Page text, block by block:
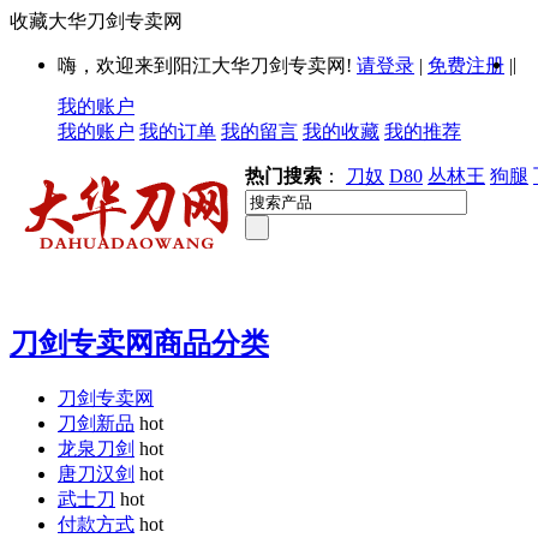
收藏大华刀剑专卖网
嗨，欢迎来到阳江大华刀剑专卖网! 请登录 | 免费注册 ||
我的账户
我的账户 我的订单 我的留言 我的收藏 我的推荐
热门搜索 ： 刀奴 D80 丛林王 狗腿
刀剑专卖网商品分类
刀剑专卖网
刀剑新品 hot
龙泉刀剑 hot
唐刀汉剑 hot
武士刀 hot
付款方式 hot